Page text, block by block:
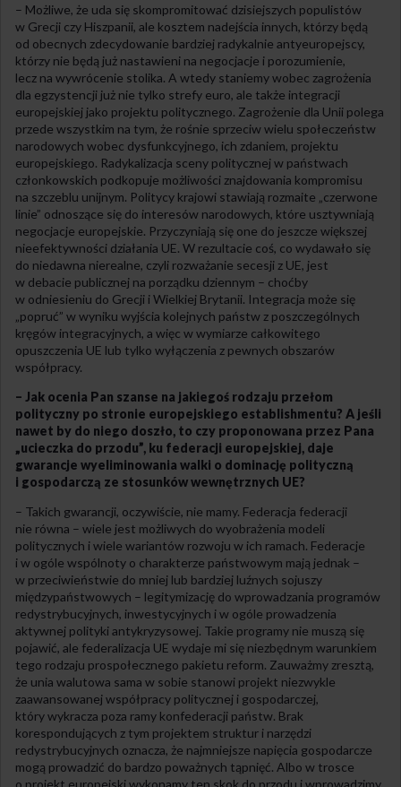
– Możliwe, że uda się skompromitować dzisiejszych populistów
w Grecji czy Hiszpanii, ale kosztem nadejścia innych, którzy będą
od obecnych zdecydowanie bardziej radykalnie antyeuropejscy,
którzy nie będą już nastawieni na negocjacje i porozumienie,
lecz na wywrócenie stolika. A wtedy staniemy wobec zagrożenia
dla egzystencji już nie tylko strefy euro, ale także integracji
europejskiej jako projektu politycznego. Zagrożenie dla Unii polega
przede wszystkim na tym, że rośnie sprzeciw wielu społeczeństw
narodowych wobec dysfunkcyjnego, ich zdaniem, projektu
europejskiego. Radykalizacja sceny politycznej w państwach
członkowskich podkopuje możliwości znajdowania kompromisu
na szczeblu unijnym. Politycy krajowi stawiają rozmaite „czerwone
linie” odnoszące się do interesów narodowych, które usztywniają
negocjacje europejskie. Przyczyniają się one do jeszcze większej
nieefektywności działania UE. W rezultacie coś, co wydawało się
do niedawna nierealne, czyli rozważanie secesji z UE, jest
w debacie publicznej na porządku dziennym – choćby
w odniesieniu do Grecji i Wielkiej Brytanii. Integracja może się
„popruć” w wyniku wyjścia kolejnych państw z poszczególnych
kręgów integracyjnych, a więc w wymiarze całkowitego
opuszczenia UE lub tylko wyłączenia z pewnych obszarów
współpracy.
– Jak ocenia Pan szanse na jakiegoś rodzaju przełom
polityczny po stronie europejskiego establishmentu? A jeśli
nawet by do niego doszło, to czy proponowana przez Pana
„ucieczka do przodu”, ku federacji europejskiej, daje
gwarancje wyeliminowania walki o dominację polityczną
i gospodarczą ze stosunków wewnętrznych UE?
– Takich gwarancji, oczywiście, nie mamy. Federacja federacji
nie równa – wiele jest możliwych do wyobrażenia modeli
politycznych i wiele wariantów rozwoju w ich ramach. Federacje
i w ogóle wspólnoty o charakterze państwowym mają jednak –
w przeciwieństwie do mniej lub bardziej luźnych sojuszy
międzypaństwowych – legitymizację do wprowadzania programów
redystrybucyjnych, inwestycyjnych i w ogóle prowadzenia
aktywnej polityki antykryzysowej. Takie programy nie muszą się
pojawić, ale federalizacja UE wydaje mi się niezbędnym warunkiem
tego rodzaju prospołecznego pakietu reform. Zauważmy zresztą,
że unia walutowa sama w sobie stanowi projekt niezwykle
zaawansowanej współpracy politycznej i gospodarczej,
który wykracza poza ramy konfederacji państw. Brak
korespondujących z tym projektem struktur i narzędzi
redystrybucyjnych oznacza, że najmniejsze napięcia gospodarcze
mogą prowadzić do bardzo poważnych tąpnięć. Albo w trosce
o projekt europejski wykonamy ten skok do przodu i wprowadzimy